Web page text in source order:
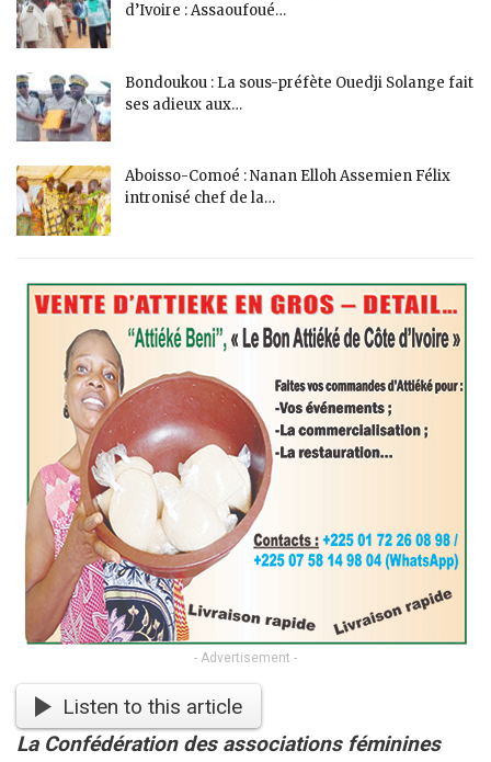
d’Ivoire : Assaoufoué…
Bondoukou : La sous-préfète Ouedji Solange fait
ses adieux aux…
Aboisso-Comoé : Nanan Elloh Assemien Félix
intronisé chef de la…
- Advertisement -
Listen to this article
La Confédération des associations féminines